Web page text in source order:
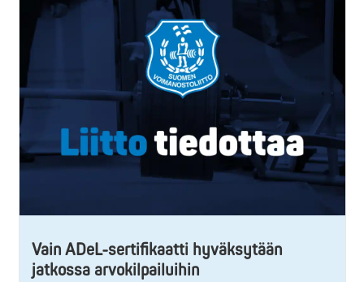
Vain ADeL-sertifikaatti hyväksytään
jatkossa arvokilpailuihin